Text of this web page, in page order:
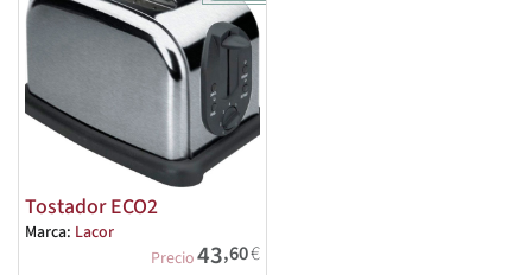
Tostador ECO2
Marca: Lacor
Precio43,60€